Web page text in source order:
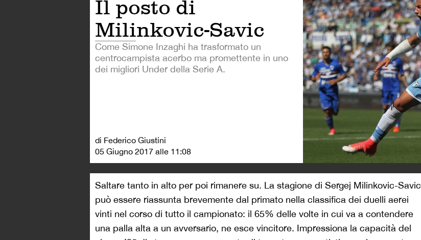
Il posto di
Milinkovic-Savic
Come Simone Inzaghi ha trasformato un
centrocampista acerbo ma promettente in uno
dei migliori Under della Serie A.
di Federico Giustini
05 Giugno 2017 alle 11:08
Saltare tanto in alto per poi rimanere su. La stagione di Sergej Milinkovic-Savic
può essere riassunta brevemente dal primato nella classifica dei duelli aerei
vinti nel corso di tutto il campionato: il 65% delle volte in cui va a contendere
una palla alta a un avversario, ne esce vincitore. Impressiona la capacità del